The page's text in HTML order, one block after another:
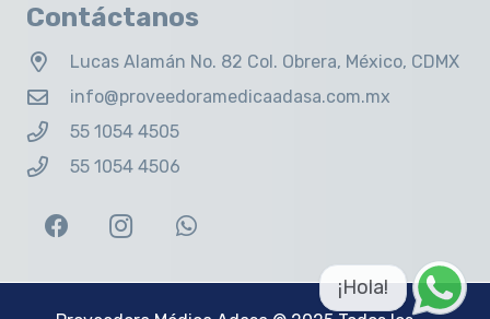
Contáctanos
Lucas Alamán No. 82 Col. Obrera, México, CDMX
info@proveedoramedicaadasa.com.mx
55 1054 4505
55 1054 4506
¡Hola!